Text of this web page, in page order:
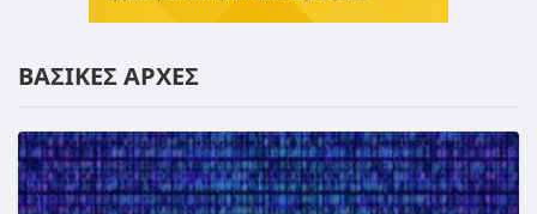
ΒΑΣΙΚΕΣ ΑΡΧΕΣ